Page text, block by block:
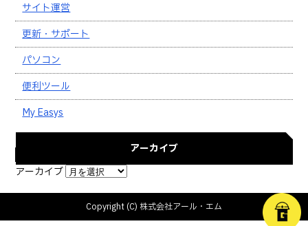
サイト運営
更新・サポート
パソコン
便利ツール
My Easys
アーカイブ
アーカイブ
Copyright (C) 株式会社アール・エム